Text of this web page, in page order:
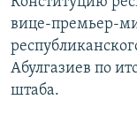
вице-премьер-
Абулгазиев по
штаба.